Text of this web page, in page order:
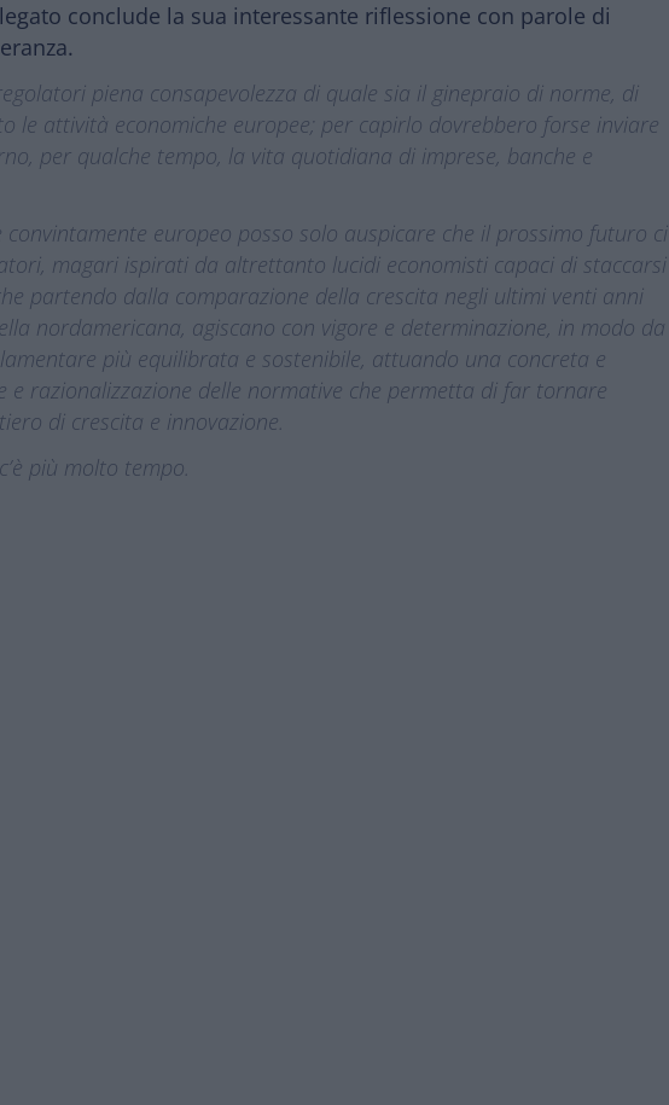
conclude la sua interessante riflessione con parole di
piena consapevolezza di quale sia il ginepraio di norme, di
le attività economiche europee; per capirlo dovrebbero forse inviare
per qualche tempo, la vita quotidiana di imprese, banche e
europeo posso solo auspicare che il prossimo futuro ci
magari ispirati da altrettanto lucidi economisti capaci di staccarsi
partendo dalla comparazione della crescita negli ultimi venti anni
nordamericana, agiscano con vigore e determinazione, in modo da
più equilibrata e sostenibile, attuando una concreta e
e razionalizzazione delle normative che permetta di far tornare
di crescita e innovazione.
più molto tempo.